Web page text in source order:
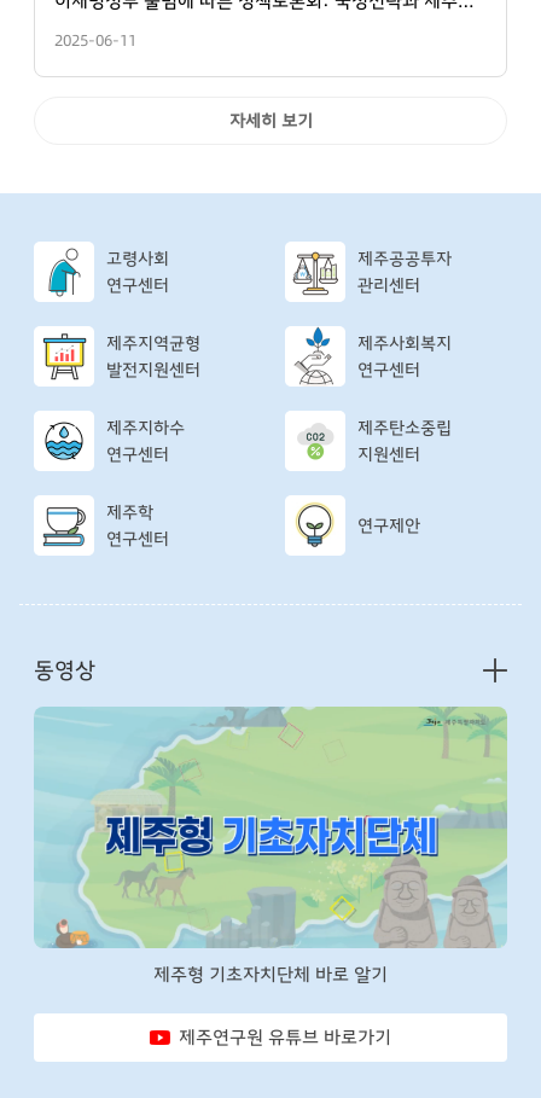
2025-06-11
자세히 보기
고령사회
연구센터
제주공공투자
관리센터
제주지역균형
발전지원센터
제주사회복지
연구센터
제주지하수
연구센터
제주탄소중립
지원센터
제주학
연구센터
연구제안
동영상
제주형 기초자치단체 바로 알기
제주연구원 유튜브 바로가기